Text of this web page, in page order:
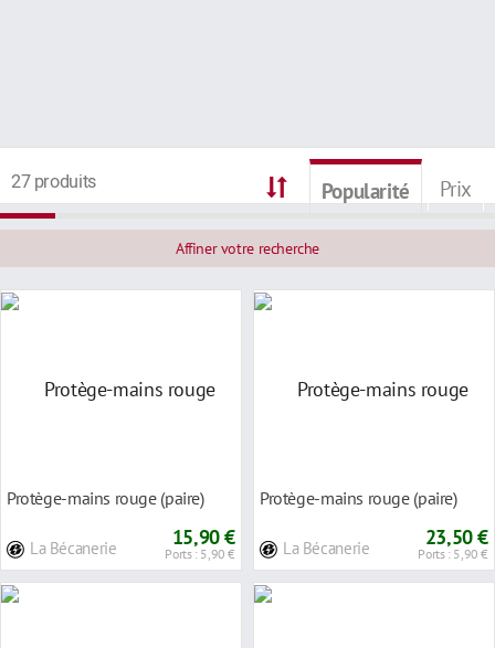
27 produits Popularité Prix
Affiner votre recherche
Protège-mains rouge (paire)
La Bécanerie 15,90 €
Ports : 5,90 €
Protège-mains rouge (paire)
La Bécanerie 23,50 €
Ports : 5,90 €